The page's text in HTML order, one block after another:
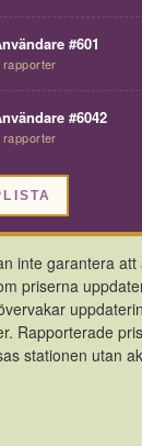
#601
rapporter
#6042
rapporter
inte garantera
priserna
Rapporterade
stationen utan